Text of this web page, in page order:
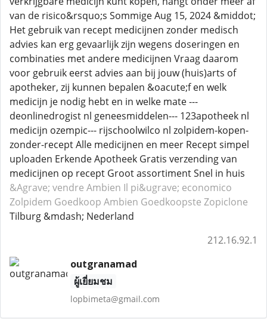
van de risico&rsquo;s Sommige Aug 15, 2024 &middot;
Het gebruik van recept medicijnen zonder medisch
advies kan erg gevaarlijk zijn wegens doseringen en
combinaties met andere medicijnen Vraag daarom
voor gebruik eerst advies aan bij jouw (huis)arts of
apotheker, zij kunnen bepalen &oacute;f en welk
medicijn je nodig hebt en in welke mate ---
deonlinedrogist nl geneesmiddelen--- 123apotheek nl
medicijn ozempic--- rijschoolwilco nl zolpidem-kopen-
zonder-recept Alle medicijnen en meer Recept simpel
uploaden Erkende Apotheek Gratis verzending van
medicijnen op recept Groot assortiment Snel in huis
&Agrave; vendre Ambien Il pi&ugrave; economico
Zolpidem Goedkoop Ambien Goedkoopste Zopiclone
Tilburg &mdash; Nederland
212.16.92.1
outgranamad
ผู้เยี่ยมชม
lopbimeta@gmail.com